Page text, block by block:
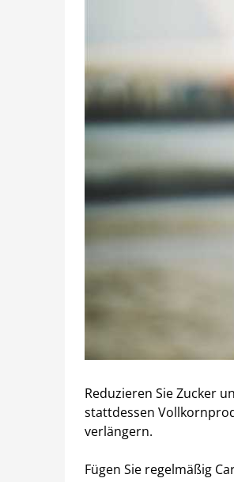
Reduzieren Sie Zucker
stattdessen
verlängern.
Fügen Sie regelmäßig